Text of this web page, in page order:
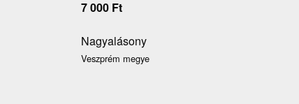
7 000 Ft
Nagyalásony
Veszprém megye